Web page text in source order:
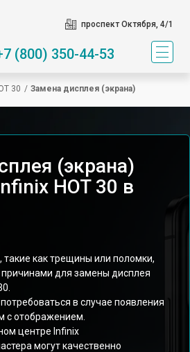
проспект Октября, 4/1
(800) 350-44-53
30 / Замена дисплея (экрана)
(экрана)
HOT 30 в
как трещины или поломки,
для замены дисплея
в случае появления
с отображением.
центре Infinix
могут качественно